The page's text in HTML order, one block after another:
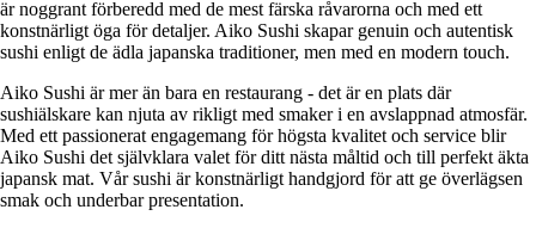
är noggrant förberedd med de mest färska råvarorna och med ett
konstnärligt öga för detaljer. Aiko Sushi skapar genuin och autentisk
sushi enligt de ädla japanska traditioner, men med en modern touch.
Aiko Sushi är mer än bara en restaurang - det är en plats där
sushiälskare kan njuta av rikligt med smaker i en avslappnad atmosfär.
Med ett passionerat engagemang för högsta kvalitet och service blir
Aiko Sushi det självklara valet för ditt nästa måltid och till perfekt äkta
japansk mat. Vår sushi är konstnärligt handgjord för att ge överlägsen
smak och underbar presentation.